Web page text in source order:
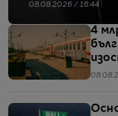
08.08.2026 / 16:44
4